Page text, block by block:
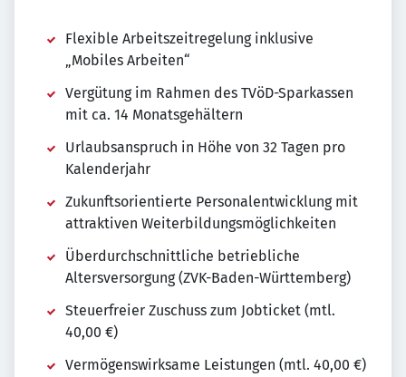
Flexible Arbeitszeitregelung inklusive
„Mobiles Arbeiten“
Vergütung im Rahmen des TVöD-Sparkassen
mit ca. 14 Monatsgehältern
Urlaubsanspruch in Höhe von 32 Tagen pro
Kalenderjahr
Zukunftsorientierte Personalentwicklung mit
attraktiven Weiterbildungsmöglichkeiten
Überdurchschnittliche betriebliche
Altersversorgung (ZVK-Baden-Württemberg)
Steuerfreier Zuschuss zum Jobticket (mtl.
40,00 €)
Vermögenswirksame Leistungen (mtl. 40,00 €)